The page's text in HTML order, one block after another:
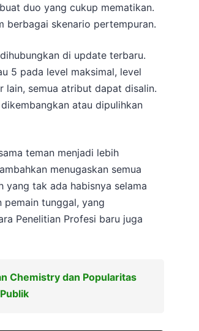
duo yang cukup mematikan.
berbagai skenario pertempuran.
di update terbaru.
5 pada level maksimal, level
lain, semua atribut dapat disalin.
atau dipulihkan
teman menjadi lebih
menugaskan semua
yang tak ada habisnya selama
pemain tunggal, yang
Penelitian Profesi baru juga
Chemistry dan Popularitas